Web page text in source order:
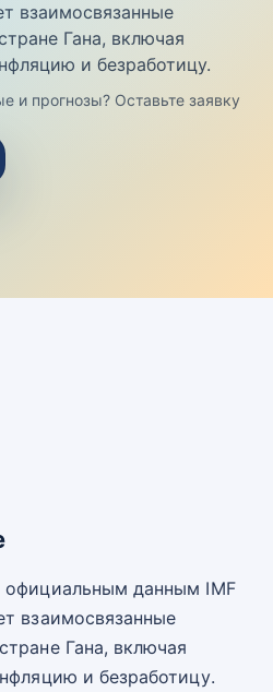
взаимосвязанные
Гана, включая
и безработицу.
и прогнозы? Оставьте заявку
данным IMF
взаимосвязанные
Гана, включая
и безработицу.